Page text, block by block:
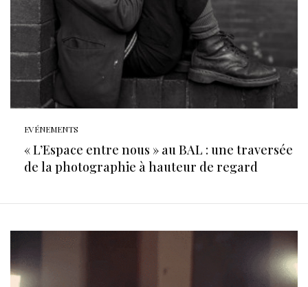
EVÉNEMENTS
« L’Espace entre nous » au BAL : une traversée
de la photographie à hauteur de regard